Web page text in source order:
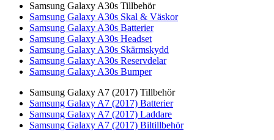
Samsung Galaxy A30s Tillbehör
Samsung Galaxy A30s Skal & Väskor
Samsung Galaxy A30s Batterier
Samsung Galaxy A30s Headset
Samsung Galaxy A30s Skärmskydd
Samsung Galaxy A30s Reservdelar
Samsung Galaxy A30s Bumper
Samsung Galaxy A7 (2017) Tillbehör
Samsung Galaxy A7 (2017) Batterier
Samsung Galaxy A7 (2017) Laddare
Samsung Galaxy A7 (2017) Biltillbehör